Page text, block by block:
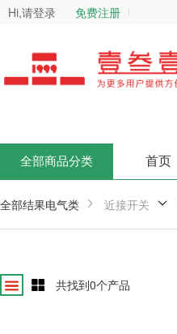
Hi,请登录 免费注册
全部商品分类 首页
全部结果电气类 近接开关
共找到0个产品